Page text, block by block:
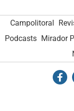
Campolitoral
Podcasts Mirador